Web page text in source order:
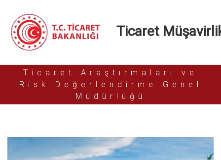
Ticaret
Ticaret Araştırmaları ve
Risk Değerlendirme Genel
Müdürlüğü